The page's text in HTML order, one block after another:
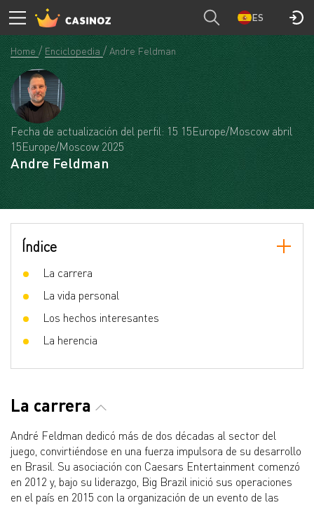
ES
Home Enciclopedia Andre Feldman
Fecha de actualización del perfil: 15 15Europe/Moscow abril
15Europe/Moscow 2025
Andre Feldman
Índice
La carrera
La vida personal
Los hechos interesantes
La herencia
La carrera
André Feldman dedicó más de dos décadas al sector del
juego, convirtiéndose en una fuerza impulsora de su desarrollo
en Brasil. Su asociación con Caesars Entertainment comenzó
en 2012 y, bajo su liderazgo, Big Brazil inició sus operaciones
en el país en 2015 con la organización de un evento de las